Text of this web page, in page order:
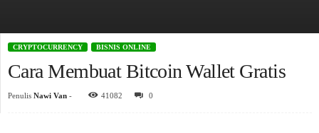
CRYPTOCURRENCY BISNIS ONLINE
Cara Membuat Bitcoin Wallet Gratis
Penulis Nawi Van - 41082 0